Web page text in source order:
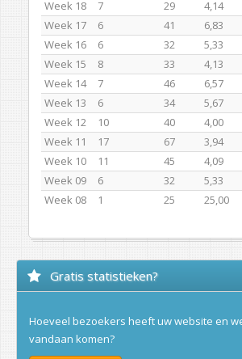
Week 18
7 29
4,14
Week 17
6 41
6,83
Week 16
6 32
5,33
Week 15
8 33
4,13
Week 14
7 46
6,57
Week 13
6 34
5,67
Week 12
10 40
4,00
Week 11
17 67
3,94
Week 10
11 45
4,09
Week 09
6 32
5,33
Week 08
1 25 25,00
Gratis statistieken?
Hoeveel bezoekers heeft uw website en
vandaan komen?